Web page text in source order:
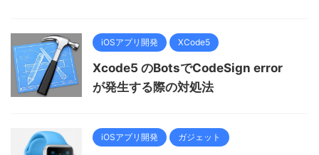
iOSアプリ開発 XCode5
Xcode5 のBotsでCodeSign error
が発生する際の対処法
iOSアプリ開発 ガジェット